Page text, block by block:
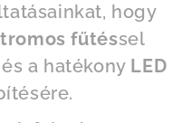
hogy
fűtéssel
a hatékony LED